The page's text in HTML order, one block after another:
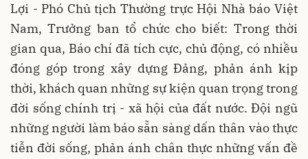
Lợi - Phó Chủ tịch Thường trực Hội Nhà báo Việt
Nam, Trưởng ban tổ chức cho biết: Trong thời
gian qua, Báo chí đã tích cực, chủ động, có nhiều
đóng góp trong xây dựng Đảng, phản ánh kịp
thời, khách quan những sự kiện quan trọng trong
đời sống chính trị - xã hội của đất nước. Đội ngũ
những người làm báo sẵn sàng dấn thân vào thực
tiễn đời sống, phản ánh chân thực những vấn đề